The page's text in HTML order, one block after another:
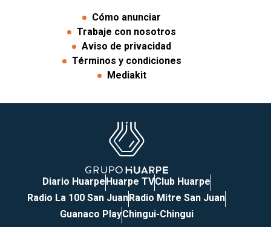
Cómo anunciar
Trabaje con nosotros
Aviso de privacidad
Términos y condiciones
Mediakit
Diario HuarpeHuarpe TVClub Huarpe
Radio La 100 San JuanRadio Mitre San Juan
Guanaco PlayChingui-Chingui